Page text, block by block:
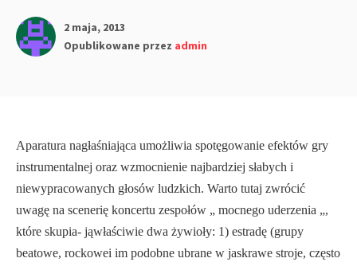
2 maja, 2013
Opublikowane przez admin
Aparatura nagłaśniająca umożliwia spotęgowanie efektów gry
instrumentalnej oraz wzmocnienie najbardziej słabych i
niewypracowanych głosów ludzkich. Warto tutaj zwrócić
uwagę na scenerię koncertu zespołów „ mocnego uderzenia „,
które skupia- jąwłaściwie dwa żywioły: 1) estradę (grupy
beatowe, rockowei im podobne ubra­ne w jaskrawe stroje, często